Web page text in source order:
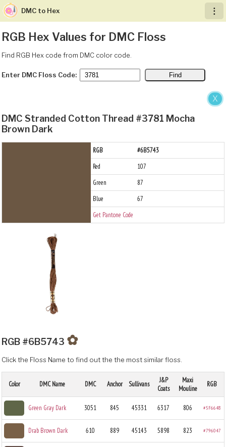
X
︙
DMC to Hex
RGB Hex Values for DMC Floss
Find RGB Hex code from DMC color code.
Enter DMC Floss Code:
DMC Stranded Cotton Thread #3781 Mocha
Brown Dark
RGB
#6B5743
Red
107
Green
87
Blue
67
Get Pantone Code
RGB #6B5743 ✿
Click the Floss Name to find out the the most similar floss.
Color DMC Name DMC Anchor Sullivans
J&P
Coats
Maxi
Mouline
RGB
Green Gray Dark 3051 845 45331 6317 806 #5F6648
Drab Brown Dark 610 889 45143 5898 823 #796047